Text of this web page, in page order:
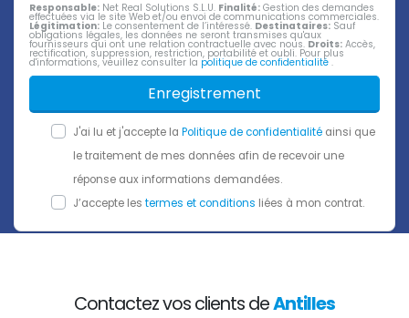
Responsable: Net Real Solutions S.L.U. Finalité: Gestion des demandes
effectuées via le site Web et/ou envoi de communications commerciales.
Légitimation: Le consentement de l’intéressé. Destinataires: Sauf
obligations légales, les données ne seront transmises qu'aux
fournisseurs qui ont une relation contractuelle avec nous. Droits: Accès,
rectification, suppression, restriction, portabilité et oubli. Pour plus
d'informations, veuillez consulter la politique de confidentialité .
Enregistrement
J'ai lu et j'accepte la Politique de confidentialité ainsi que
le traitement de mes données afin de recevoir une
réponse aux informations demandées.
J’accepte les termes et conditions liées à mon contrat.
Contactez vos clients deAntilles